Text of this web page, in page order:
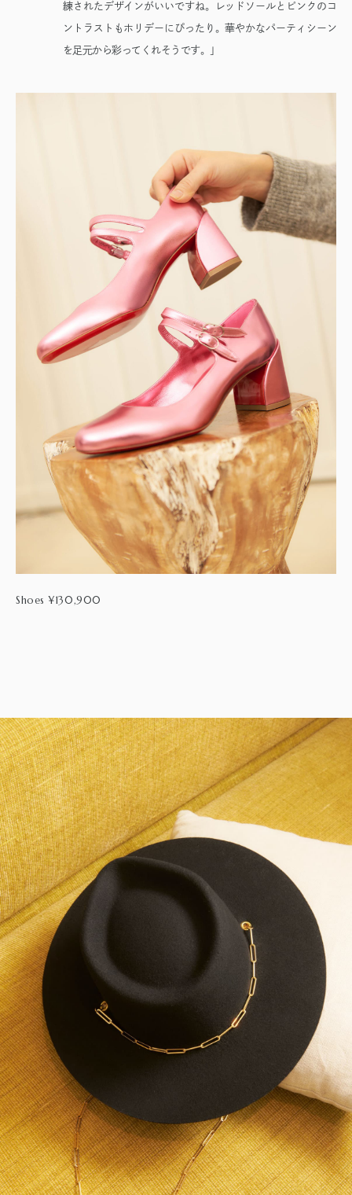
練されたデザインがいいですね。レッドソールとピンクのコ
ントラストもホリデーにぴったり。華やかなパーティシーン
を足元から彩ってくれそうです。」
Shoes ¥130,900